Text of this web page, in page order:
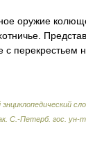
оружие
с перекрестьем
С.-Петерб. гос. ун-